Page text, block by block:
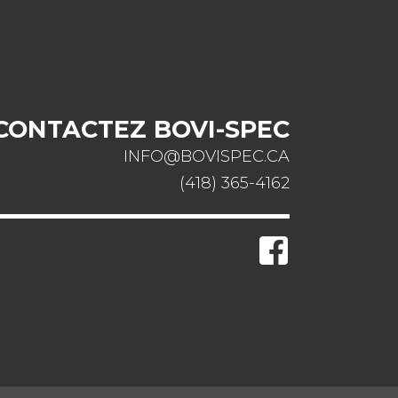
BOVI-SPEC
INFO@BOVISPEC.CA
(418) 365-4162